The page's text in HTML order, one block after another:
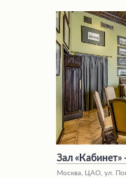
Зал
Москва, ЦАО, ул.